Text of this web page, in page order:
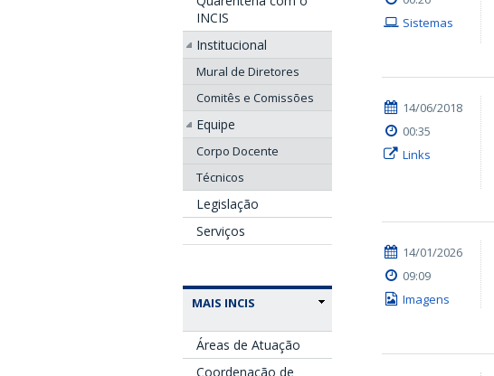
INCIS
Institucional
Mural de Diretores
Comitês e Comissões
Equipe
Corpo Docente
Técnicos
Legislação
Serviços
MAIS INCIS
Áreas de Atuação
Coordenação de
Sistemas
14/06/2018
00:35
Links
14/01/2026
09:09
Imagens